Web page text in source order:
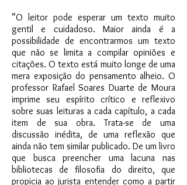
“O leitor pode esperar um texto muito
gentil e cuidadoso. Maior ainda é a
possibilidade de encontrarmos um texto
que não se limita a compilar opiniões e
citações. O texto está muito longe de uma
mera exposição do pensamento alheio. O
professor Rafael Soares Duarte de Moura
imprime seu espírito crítico e reflexivo
sobre suas leituras a cada capítulo, a cada
item de sua obra. Trata-se de uma
discussão inédita, de uma reflexão que
ainda não tem similar publicado. De um livro
que busca preencher uma lacuna nas
bibliotecas de filosofia do direito, que
propicia ao jurista entender como a partir